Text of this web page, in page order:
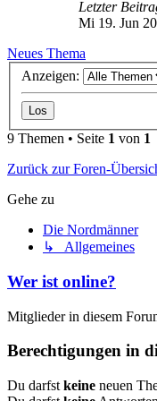
Letzter
Mi 19. Jun
Neues Thema
Anzeigen:
9 Themen • Seite 1 von 1
Zurück zur Foren-
Gehe zu
Die Nordmänner
↳ Allgemeines
Wer ist online?
Mitglieder in diesem
Berechtigungen in
Du darfst keine neuen